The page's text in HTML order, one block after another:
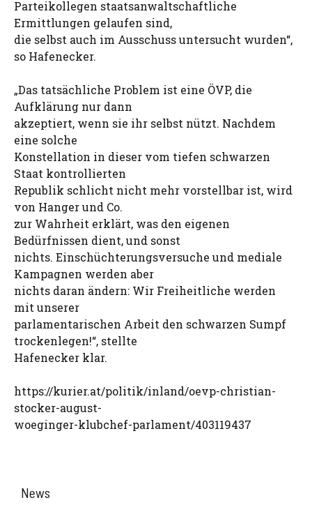
Parteikollegen staatsanwaltschaftliche
Ermittlungen gelaufen sind,
die selbst auch im Ausschuss untersucht wurden“,
so Hafenecker.
„Das tatsächliche Problem ist eine ÖVP, die
Aufklärung nur dann
akzeptiert, wenn sie ihr selbst nützt. Nachdem
eine solche
Konstellation in dieser vom tiefen schwarzen
Staat kontrollierten
Republik schlicht nicht mehr vorstellbar ist, wird
von Hanger und Co.
zur Wahrheit erklärt, was den eigenen
Bedürfnissen dient, und sonst
nichts. Einschüchterungsversuche und mediale
Kampagnen werden aber
nichts daran ändern: Wir Freiheitliche werden
mit unserer
parlamentarischen Arbeit den schwarzen Sumpf
trockenlegen!“, stellte
Hafenecker klar.
https://kurier.at/politik/inland/oevp-christian-
stocker-august-
woeginger-klubchef-parlament/403119437
News